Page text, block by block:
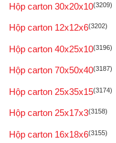
Hộp carton 30x20x10(3209)
Hộp carton 12x12x6(3202)
Hộp carton 40x25x10(3196)
Hộp carton 70x50x40(3187)
Hộp carton 25x35x15(3174)
Hộp carton 25x17x3(3158)
Hộp carton 16x18x6(3155)